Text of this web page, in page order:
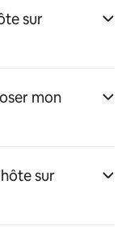
sur
mon
sur